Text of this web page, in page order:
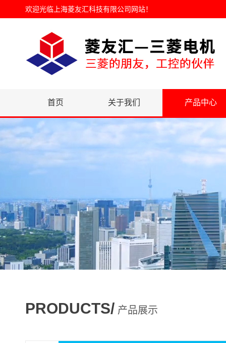
欢迎光临 上海菱友汇科技有限公司网站！
首页 关于我们 产品中心
PRODUCTS/ 产品展示